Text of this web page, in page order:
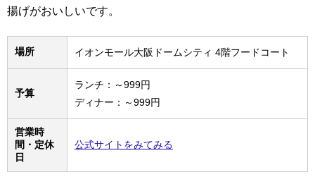
揚げがおいしいです。
場所 イオンモール大阪ドームシティ 4階フードコート
予算
ランチ：～999円
ディナー：～999円
営業時
間・定休
日
公式サイトをみてみる